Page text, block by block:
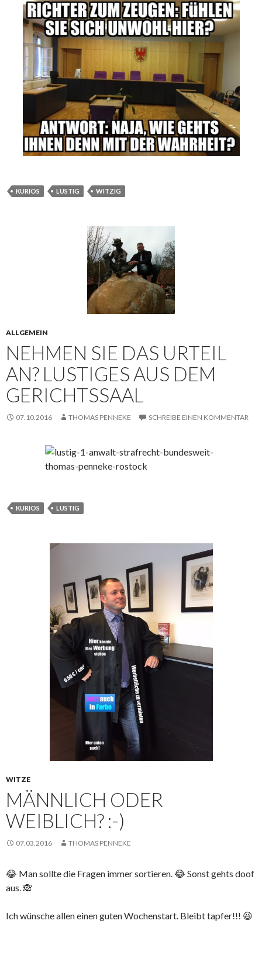
KURIOS LUSTIG WITZIG
ALLGEMEIN
NEHMEN SIE DAS URTEIL
AN? LUSTIGES AUS DEM
GERICHTSSAAL
07.10.2016 THOMAS PENNEKE SCHREIBE EINEN KOMMENTAR
KURIOS LUSTIG
WITZE
MÄNNLICH ODER
WEIBLICH? :-)
07.03.2016 THOMAS PENNEKE
😂 Man sollte die Fragen immer sortieren. 😂 Sonst gehts doof
aus. 🙈
Ich wünsche allen einen guten Wochenstart. Bleibt tapfer!!! 😆